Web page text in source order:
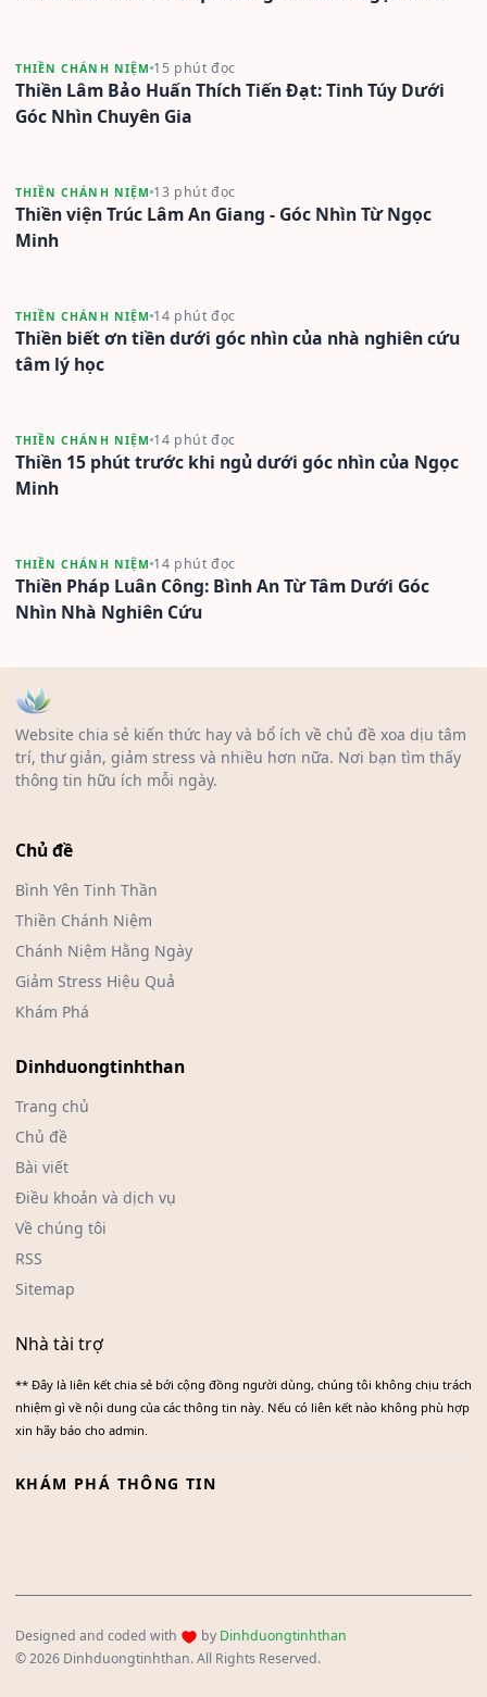
THIỀN CHÁNH NIỆM 15 phút đọc
Thiền Lâm Bảo Huấn Thích Tiến Đạt: Tinh Túy Dưới
Góc Nhìn Chuyên Gia
THIỀN CHÁNH NIỆM 13 phút đọc
Thiền viện Trúc Lâm An Giang - Góc Nhìn Từ Ngọc
Minh
THIỀN CHÁNH NIỆM 14 phút đọc
Thiền biết ơn tiền dưới góc nhìn của nhà nghiên cứu
tâm lý học
THIỀN CHÁNH NIỆM 14 phút đọc
Thiền 15 phút trước khi ngủ dưới góc nhìn của Ngọc
Minh
THIỀN CHÁNH NIỆM 14 phút đọc
Thiền Pháp Luân Công: Bình An Từ Tâm Dưới Góc
Nhìn Nhà Nghiên Cứu
Website chia sẻ kiến thức hay và bổ ích về chủ đề xoa dịu tâm
trí, thư giản, giảm stress và nhiều hơn nữa. Nơi bạn tìm thấy
thông tin hữu ích mỗi ngày.
Chủ đề
Bình Yên Tinh Thần
Thiền Chánh Niệm
Chánh Niệm Hằng Ngày
Giảm Stress Hiệu Quả
Khám Phá
Dinhduongtinhthan
Trang chủ
Chủ đề
Bài viết
Điều khoản và dịch vụ
Về chúng tôi
RSS
Sitemap
Nhà tài trợ
** Đây là liên kết chia sẻ bới cộng đồng người dùng, chúng tôi không chịu trách
nhiệm gì về nội dung của các thông tin này. Nếu có liên kết nào không phù hợp
xin hãy báo cho admin.
KHÁM PHÁ THÔNG TIN
Designed and coded with by Dinhduongtinhthan
© 2026 Dinhduongtinhthan. All Rights Reserved.